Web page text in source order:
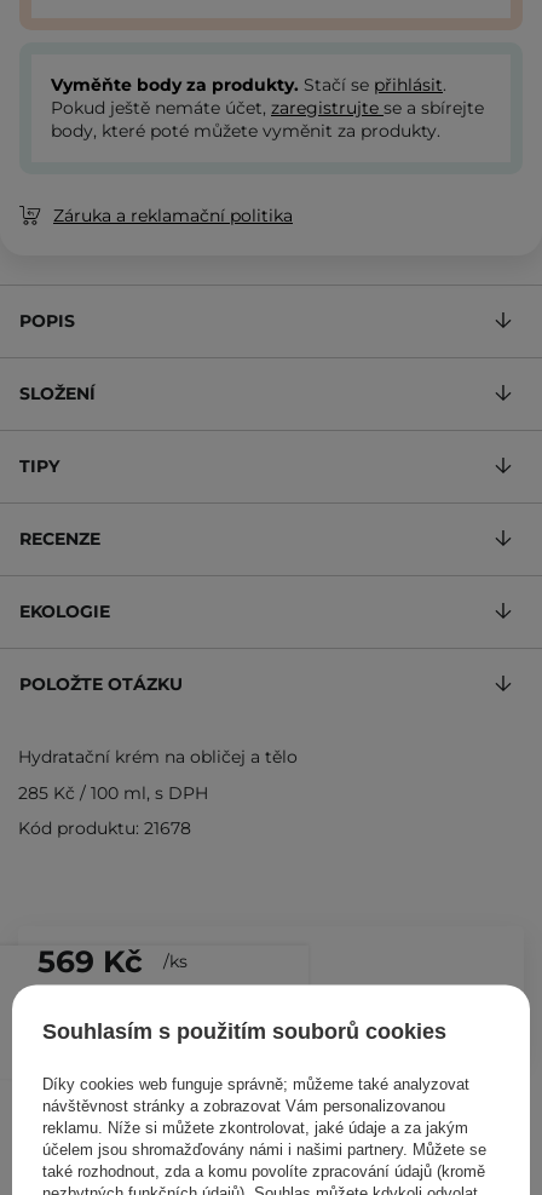
569 Kč /ks
Vyměňte body za produkty. Stačí se přihlásit.
Pokud ještě nemáte účet, zaregistrujte se a sbírejte
body, které poté můžete vyměnit za produkty.
Záruka a reklamační politika
POPIS
SLOŽENÍ
TIPY
RECENZE
EKOLOGIE
POLOŽTE OTÁZKU
Hydratační krém na obličej a tělo
285 Kč / 100 ml, s DPH
Kód produktu: 21678
Ostatní zákazníci si prohlédli
Souhlasím s použitím souborů cookies
Díky cookies web funguje správně; můžeme také analyzovat
návštěvnost stránky a zobrazovat Vám personalizovanou
reklamu. Níže si můžete zkontrolovat, jaké údaje a za jakým
účelem jsou shromažďovány námi i našimi partnery. Můžete se
také rozhodnout, zda a komu povolíte zpracování údajů (kromě